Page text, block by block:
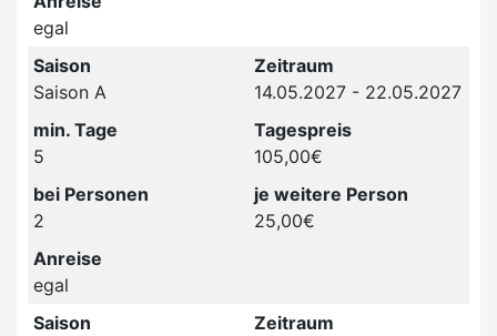
egal
Saison
Saison A
Zeitraum
14.05.2027 - 22.05.2027
min. Tage
5
Tagespreis
105,00€
bei Personen
2
je weitere Person
25,00€
Anreise
egal
Saison
Zeitraum